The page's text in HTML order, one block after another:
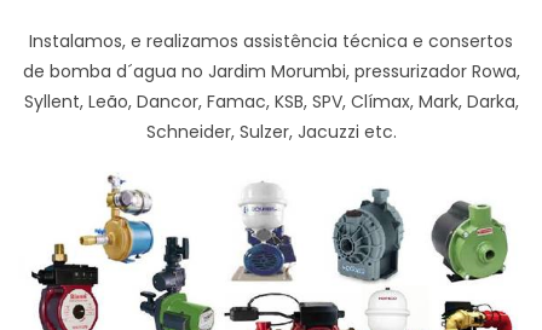
Instalamos, e realizamos assistência técnica e consertos
de bomba d´agua no Jardim Morumbi, pressurizador Rowa,
Syllent, Leão, Dancor, Famac, KSB, SPV, Clímax, Mark, Darka,
Schneider, Sulzer, Jacuzzi etc.